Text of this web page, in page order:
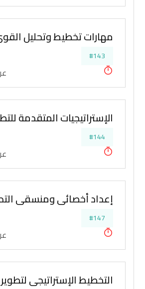
مهارات تخطيط وتحليل
#143
الإستراتيجيات المتقدمة
#144
إعداد أخصائي ومنسقي
#147
التخطيط الإستراتيجي